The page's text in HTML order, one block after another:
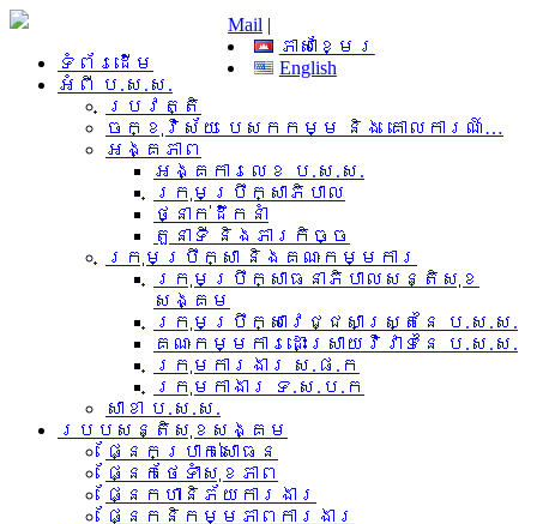
Mail |
ភាសាខ្មែរ
English
ទំព័រដើម
អំពី​ ប.ស.ស.
ប្រវត្តិ
ចក្ខុវិស័យ បេសកកម្ម និង គោលការណ៍…
អង្គភាព
អង្គការលេខ ប.ស.ស.
ក្រុមប្រឹក្សាភិបាល
ថ្នាក់ដឹកនាំ
តួនាទី និងភារកិច្ច
ក្រុមប្រឹក្សា និងគណៈកម្មការ
ក្រុមប្រឹក្សាធនាភិបាលសន្តិសុខ
សង្គម
ក្រុមប្រឹក្សាវេជ្ជសាស្រ្តនៃ ប.ស.ស.
គណៈកម្មការដោះស្រាយវិវាទនៃ ប.ស.ស.
ក្រុមការងារ​ ស.ផ.ក
ក្រុមកាងារ ទ.ស.ប.ក
សាខា ប.ស.ស.
របបសន្តិសុខសង្គម
ផ្នែកប្រាក់សោធន
ផ្នែកថែទាំសុខភាព
ផ្នែកហានិភ័យការងារ
ផ្នែកនិកម្មភាពការងារ